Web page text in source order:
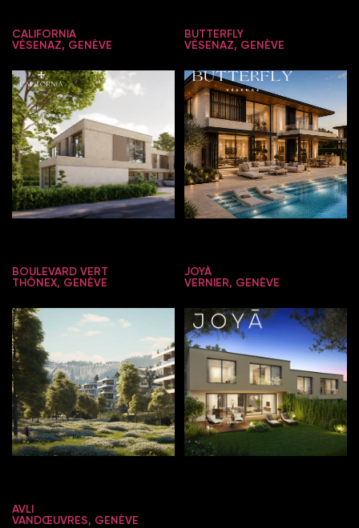
CALIFORNIA
VÉSENAZ, GENÈVE
BUTTERFLY
VÉSENAZ, GENÈVE
BOULEVARD VERT
THÔNEX, GENÈVE
JOYÀ
VERNIER, GENÈVE
AVLI
VANDŒUVRES, GENÈVE